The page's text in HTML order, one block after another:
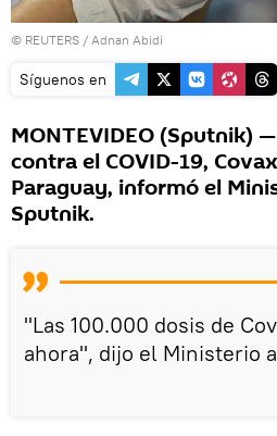
© REUTERS / Adnan Abidi
Síguenos en
MONTEVIDEO (Sputnik)
contra el COVID-19,
Paraguay, informó el
Sputnik.
"Las 100.000 dosis de
ahora", dijo el Ministerio